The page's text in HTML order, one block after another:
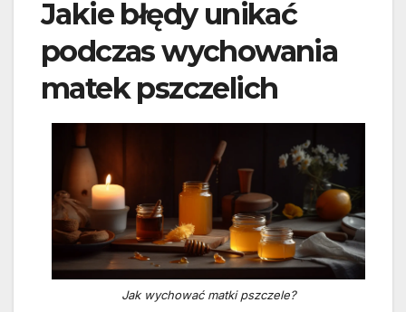
Jakie błędy unikać
podczas wychowania
matek pszczelich
Jak wychować matki pszczele?